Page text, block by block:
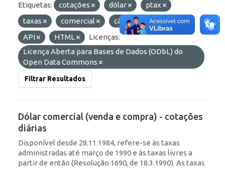
Etiquetas: cotações dólar
ptax
taxas
comercial câmbio
Formatos:
API
HTML
Licenças:
Licença Aberta para Bases de Dados (ODbL) do
Open Data Commons
Filtrar Resultados
Dólar comercial (venda e compra) - cotações
diárias
Disponível desde 28.11.1984, refere-se às taxas
administradas até março de 1990 e às taxas livres a
partir de então (Resolução 1690, de 18.3.1990). As taxas